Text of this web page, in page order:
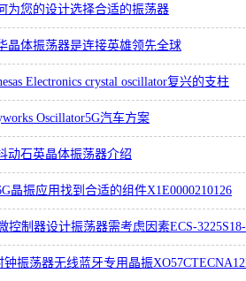
为您的设计选择合适的振荡器
晶体振荡器是连接英雄领先全球
Electronics crystal oscillator复兴的支柱
Oscillator5G汽车方案
动石英晶体振荡器介绍
晶振应用找到合适的组件X1E0000210126
控制器设计振荡器需考虑因素ECS-
钟振荡器无线蓝牙专用晶振